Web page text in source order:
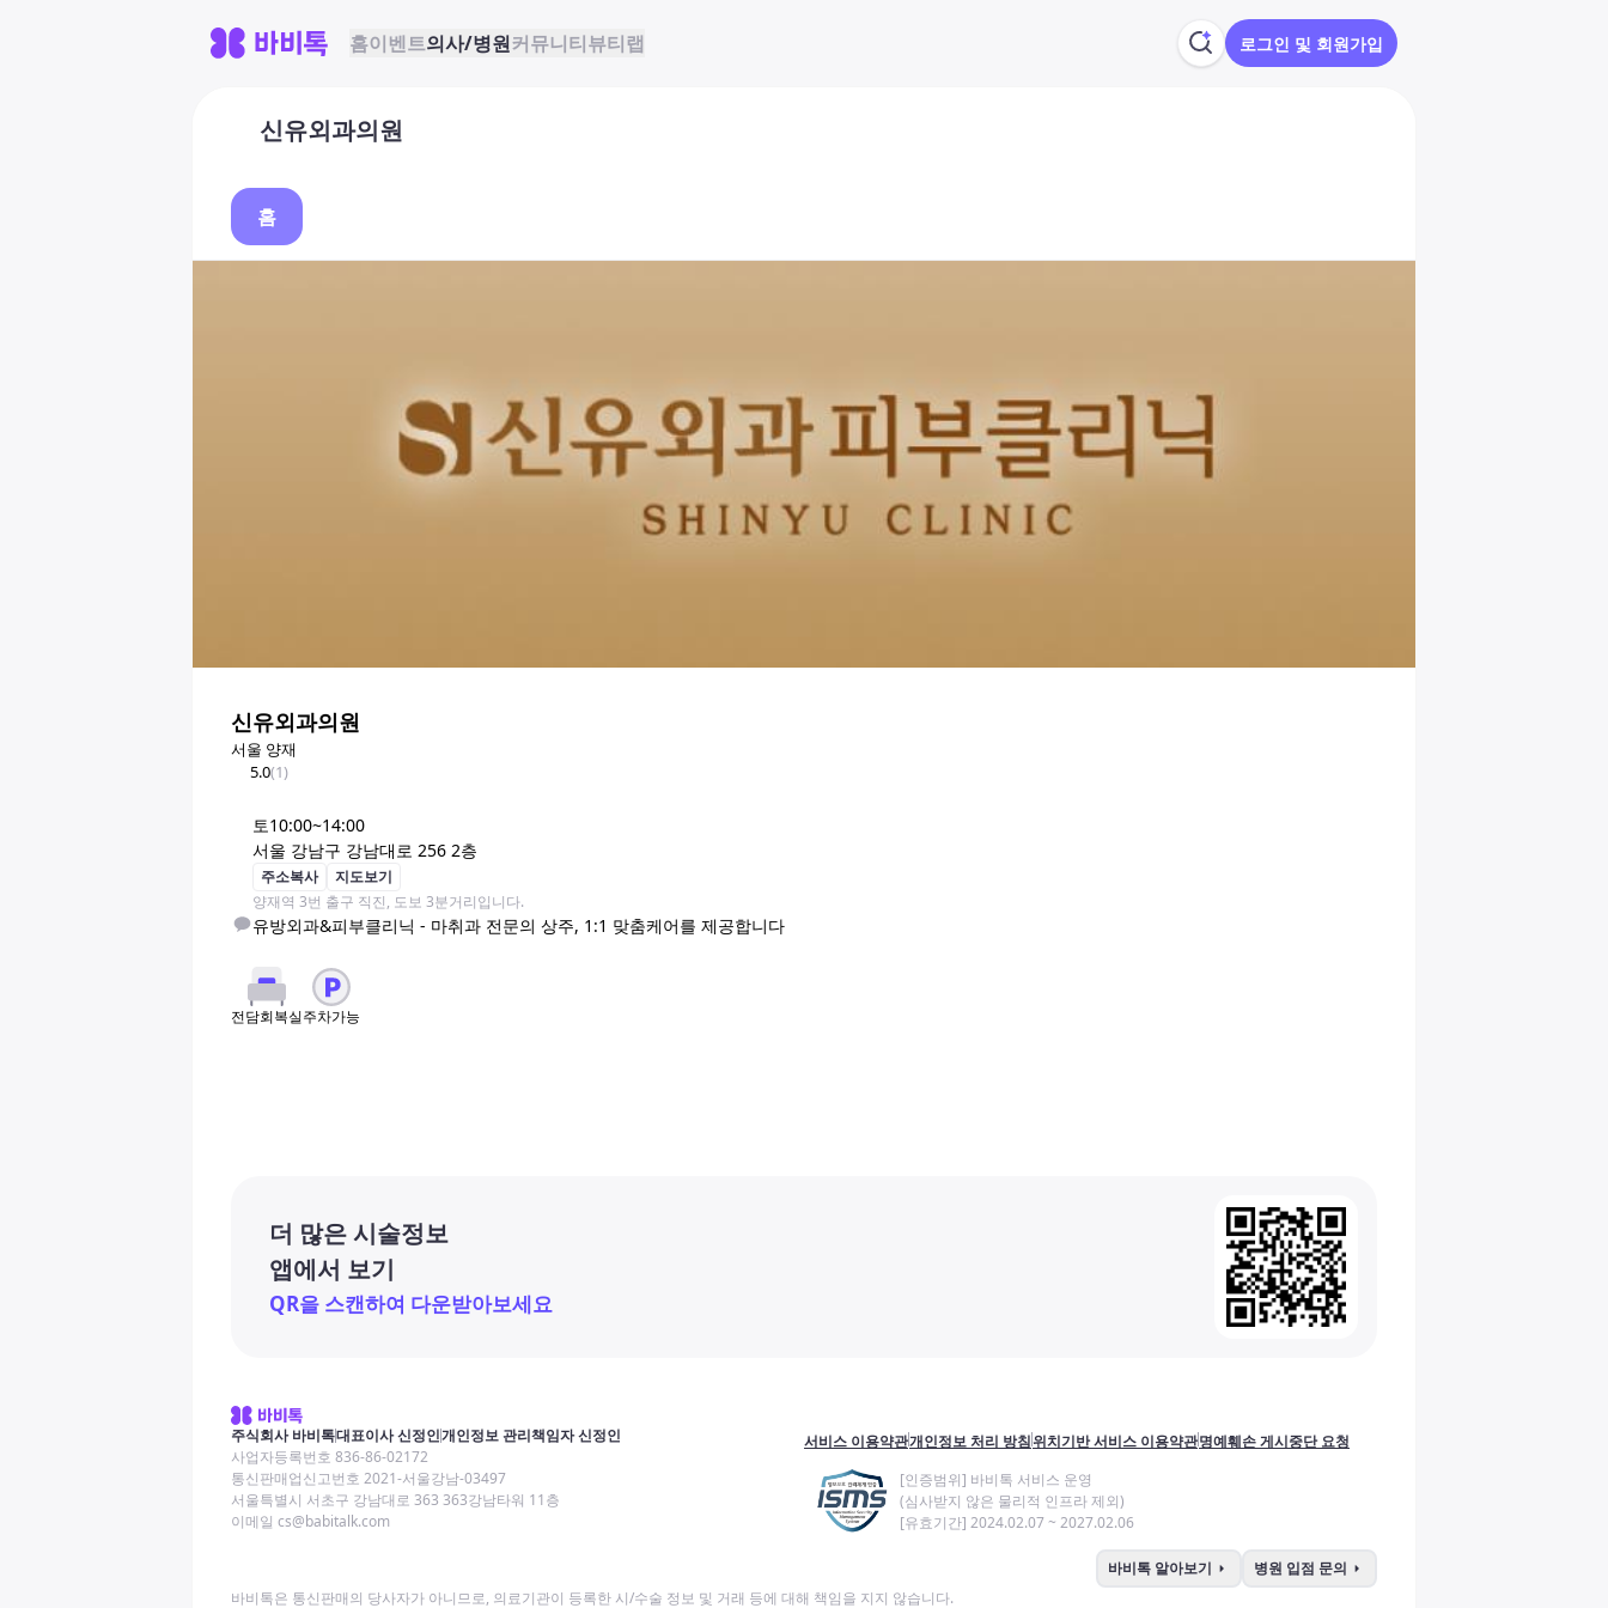
홈이벤트의사/병원커뮤니티뷰티랩 로그인 및 회원가입
신유외과의원
홈
신유외과의원
서울 양재
5.0(1)
토10:00~14:00
서울 강남구 강남대로 256 2층
주소복사
지도보기
양재역 3번 출구 직진, 도보 3분거리입니다.
유방외과&피부클리닉 - 마취과 전문의 상주, 1:1 맞춤케어를 제공합니다
전담회복실주차가능
더 많은 시술정보
앱에서 보기
QR을 스캔하여 다운받아보세요
주식회사 바비톡대표이사 신정인개인정보 관리책임자 신정인
사업자등록번호 836-86-02172
통신판매업신고번호 2021-서울강남-03497
서울특별시 서초구 강남대로 363 363강남타워 11층
이메일 cs@babitalk.com
서비스 이용약관개인정보 처리 방침위치기반 서비스 이용약관명예훼손 게시중단 요청
[인증범위] 바비톡 서비스 운영
(심사받지 않은 물리적 인프라 제외)
[유효기간] 2024.02.07 ~ 2027.02.06
바비톡 알아보기 arrow_right 병원 입점 문의 arrow_right
바비톡은 통신판매의 당사자가 아니므로, 의료기관이 등록한 시/수술 정보 및 거래 등에 대해 책임을 지지 않습니다.